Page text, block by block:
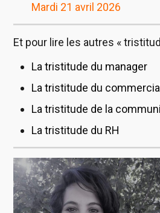
Mardi 21 avril 2026
Et pour lire les autres «
La tristitude du manager
La tristitude du commercial
La tristitude de la
La tristitude du RH